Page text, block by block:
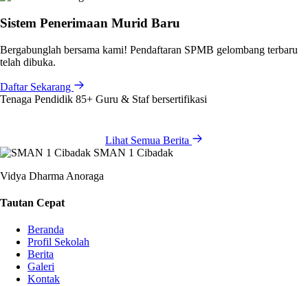
Sistem Penerimaan Murid Baru
Bergabunglah bersama kami! Pendaftaran SPMB gelombang terbaru
telah dibuka.
Daftar Sekarang
Tenaga Pendidik 85+ Guru & Staf bersertifikasi
Lihat Semua Berita
SMAN 1 Cibadak
Vidya Dharma Anoraga
Tautan Cepat
Beranda
Profil Sekolah
Berita
Galeri
Kontak